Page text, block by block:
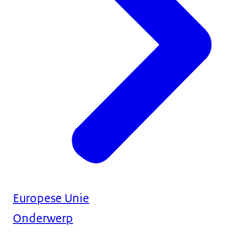
Europese Unie
Onderwerp